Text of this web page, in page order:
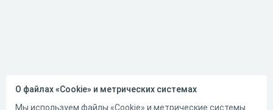
О файлах «Cookie» и метрических системах
Мы используем файлы «Cookie» и метрические системы